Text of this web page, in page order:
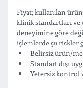
Fiyat; kullanılan
klinik standartları ve
deneyimine göre
işlemlerde şu riskler
Belirsiz ürün/
Standart dışı
Yetersiz kontrol